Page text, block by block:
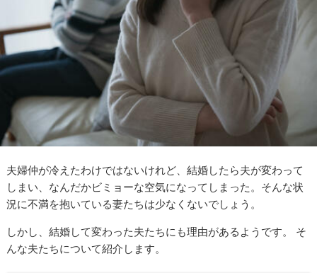
夫婦仲が冷えたわけではないけれど、結婚したら夫が変わって
しまい、なんだかビミョーな空気になってしまった。そんな状
況に不満を抱いている妻たちは少なくないでしょう。
しかし、結婚して変わった夫たちにも理由があるようです。 そ
んな夫たちについて紹介します。